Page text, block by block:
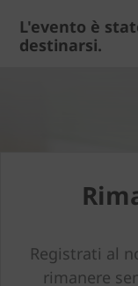
L'evento è
destinarsi.
Registrati al
rimanere